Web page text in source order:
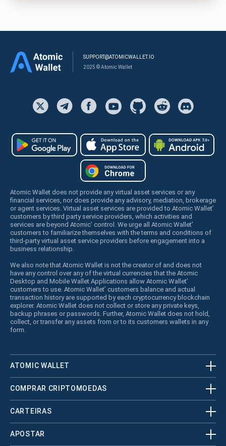
SUPPORT@ATOMICWALLET.IO
2025 © Atomic Wallet
Atomic Wallet does not provide any virtual asset services or any
financial services, nor does provide any advisory, mediation, brokerage
or agent services. Virtual asset services are provided to Atomic Wallet’
customers by third party service providers, which activities and
services are beyond Atomic’ control. We urge all Atomic Wallet’
customers to familiarize themselves with the terms and conditions of
third-party virtual asset service providers before engagement into a
business relationship.
We also note that Atomic Wallet is not the creator of and does not
have any control over any of the virtual currencies that the Atomic
Desktop and Mobile Wallet Applications allow Atomic Wallet’
customers to use. Atomic Wallet’ customers balance and actual
transaction history are supported by each cryptocurrency blockchain
explorer. Atomic Wallet does not collect or store any private keys,
backup phrases or passwords. Further, Atomic Wallet does not hold,
collect, or transfer any assets from or to its customers wallets in any
form.
ATOMIC WALLET
COMPRAR CRIPTOMOEDAS
CARTEIRAS
APOSTAR